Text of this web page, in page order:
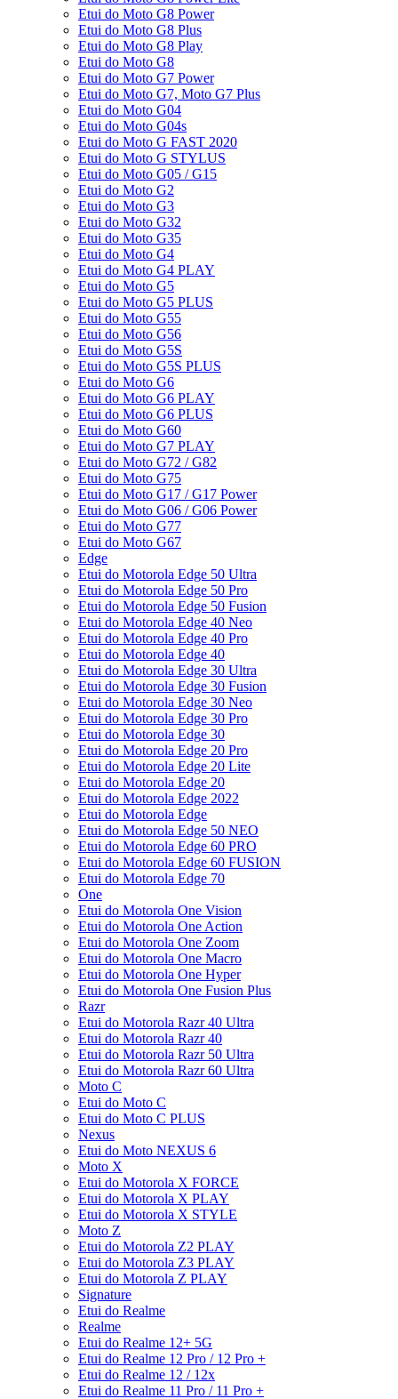
Etui do Moto G8 Power
Etui do Moto G8 Plus
Etui do Moto G8 Play
Etui do Moto G8
Etui do Moto G7 Power
Etui do Moto G7, Moto G7 Plus
Etui do Moto G04
Etui do Moto G04s
Etui do Moto G FAST 2020
Etui do Moto G STYLUS
Etui do Moto G05 / G15
Etui do Moto G2
Etui do Moto G3
Etui do Moto G32
Etui do Moto G35
Etui do Moto G4
Etui do Moto G4 PLAY
Etui do Moto G5
Etui do Moto G5 PLUS
Etui do Moto G55
Etui do Moto G56
Etui do Moto G5S
Etui do Moto G5S PLUS
Etui do Moto G6
Etui do Moto G6 PLAY
Etui do Moto G6 PLUS
Etui do Moto G60
Etui do Moto G7 PLAY
Etui do Moto G72 / G82
Etui do Moto G75
Etui do Moto G17 / G17 Power
Etui do Moto G06 / G06 Power
Etui do Moto G77
Etui do Moto G67
Edge
Etui do Motorola Edge 50 Ultra
Etui do Motorola Edge 50 Pro
Etui do Motorola Edge 50 Fusion
Etui do Motorola Edge 40 Neo
Etui do Motorola Edge 40 Pro
Etui do Motorola Edge 40
Etui do Motorola Edge 30 Ultra
Etui do Motorola Edge 30 Fusion
Etui do Motorola Edge 30 Neo
Etui do Motorola Edge 30 Pro
Etui do Motorola Edge 30
Etui do Motorola Edge 20 Pro
Etui do Motorola Edge 20 Lite
Etui do Motorola Edge 20
Etui do Motorola Edge 2022
Etui do Motorola Edge
Etui do Motorola Edge 50 NEO
Etui do Motorola Edge 60 PRO
Etui do Motorola Edge 60 FUSION
Etui do Motorola Edge 70
One
Etui do Motorola One Vision
Etui do Motorola One Action
Etui do Motorola One Zoom
Etui do Motorola One Macro
Etui do Motorola One Hyper
Etui do Motorola One Fusion Plus
Razr
Etui do Motorola Razr 40 Ultra
Etui do Motorola Razr 40
Etui do Motorola Razr 50 Ultra
Etui do Motorola Razr 60 Ultra
Moto C
Etui do Moto C
Etui do Moto C PLUS
Nexus
Etui do Moto NEXUS 6
Moto X
Etui do Motorola X FORCE
Etui do Motorola X PLAY
Etui do Motorola X STYLE
Moto Z
Etui do Motorola Z2 PLAY
Etui do Motorola Z3 PLAY
Etui do Motorola Z PLAY
Signature
Etui do Realme
Realme
Etui do Realme 12+ 5G
Etui do Realme 12 Pro / 12 Pro +
Etui do Realme 12 / 12x
Etui do Realme 11 Pro / 11 Pro +